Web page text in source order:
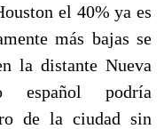
el 40% ya es
más bajas se
la distante Nueva
español podría
de la ciudad sin